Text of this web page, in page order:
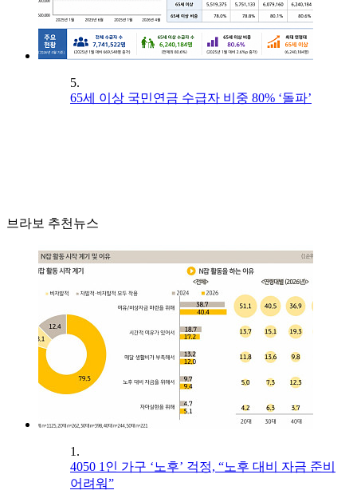
5.
65세 이상 국민연금 수급자 비중 80% ‘돌파’
브라보 추천뉴스
1.
4050 1인 가구 ‘노후’ 걱정, “노후 대비 자금 준비
어려워”